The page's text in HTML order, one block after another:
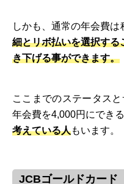
しかも、通常の年会費は
細とリボ払いを選択する
き下げる事ができます。
ここまでのステータス
年会費を4,000円にできる
考えている人もいます。
JCBゴールドカード